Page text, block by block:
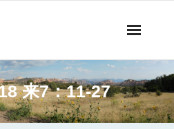
来7：11-27